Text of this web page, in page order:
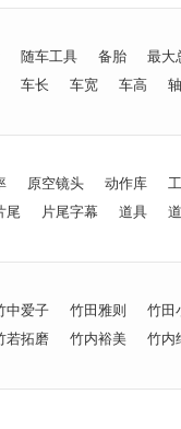
随车工具 备胎
最大
车长 车宽 车高
原空镜头 动作库
尾 片尾字幕 道具
中爱子 竹田雅则
竹田
若拓磨 竹内裕美 竹内